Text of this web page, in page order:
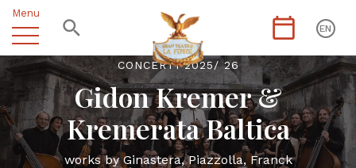
Menu
EN
CONCERTI 2025/ 26
Gidon Kremer &
Kremerata Baltica
works by Ginastera, Piazzolla, Franck